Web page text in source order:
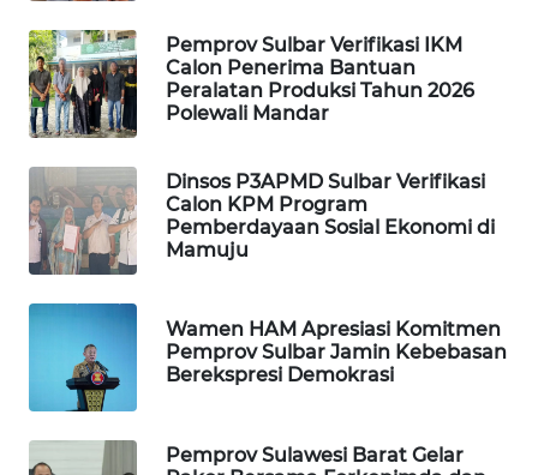
Pemprov Sulbar Verifikasi IKM
Calon Penerima Bantuan
Peralatan Produksi Tahun 2026
Polewali Mandar
Dinsos P3APMD Sulbar Verifikasi
Calon KPM Program
Pemberdayaan Sosial Ekonomi di
Mamuju
Wamen HAM Apresiasi Komitmen
Pemprov Sulbar Jamin Kebebasan
Berekspresi Demokrasi
Pemprov Sulawesi Barat Gelar
WAHANA
ADVOKAT
WAHANA
INFRASTRUKTUR
WAHANA
KONSUMEN
WAHANA
LISTRIK
WAHANA
TRAVEL
WAHANA